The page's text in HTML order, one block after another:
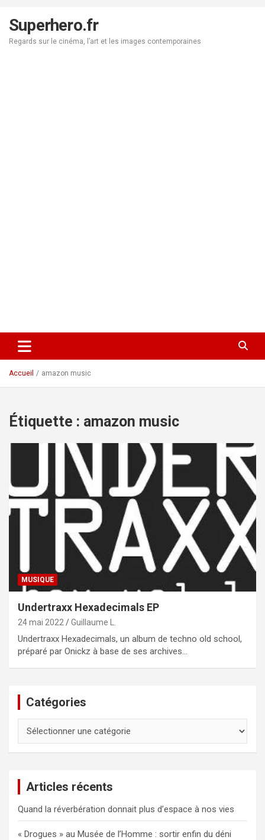
contenu
Superhero.fr
Regards sur le cinéma, l’art et les images contemporaines
Accueil amazon music
Étiquette : amazon music
MUSIQUE
Undertraxx Hexadecimals EP
24 mai 2022 Guillaume L.
Undertraxx Hexadecimals, un album de techno old school,
préparé par Onickz à base de ses archives…
Catégories
Articles récents
Quand la réverbération donnait plus d’espace à nos vies
« Drogues » au Musée de l’Homme : sortir enfin du déni